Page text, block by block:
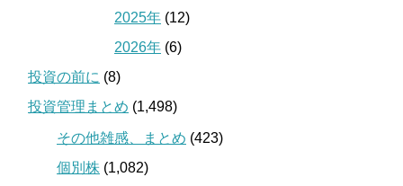
2025年 (12)
2026年 (6)
投資の前に (8)
投資管理まとめ (1,498)
その他雑感、まとめ (423)
個別株 (1,082)